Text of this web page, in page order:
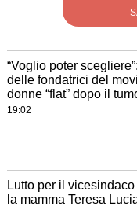
“Voglio poter
delle fondatrici del
donne “flat” dopo il
19:02
Lutto per il
la mamma Teresa